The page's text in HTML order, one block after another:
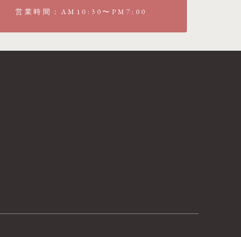
営業時間：AM10:30〜PM7:00